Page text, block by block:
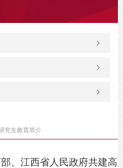
究生教育简介
、江西省人民政府共建高